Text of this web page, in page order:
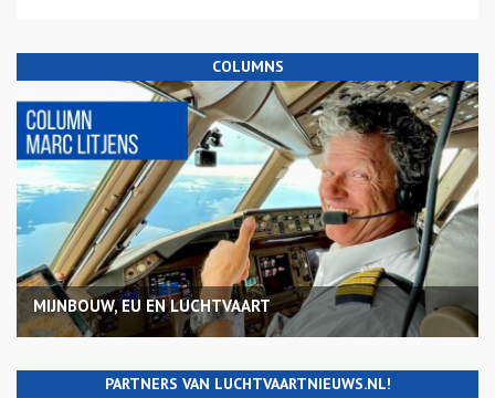
COLUMNS
MIJNBOUW, EU EN LUCHTVAART
PARTNERS VAN LUCHTVAARTNIEUWS.NL!